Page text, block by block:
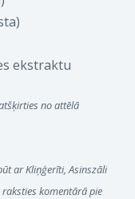
ekstraktu
no attēlā
ar Kliņģerīti, Asinszāli
raksties komentārā pie